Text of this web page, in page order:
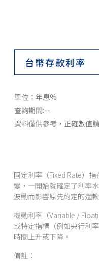
線上開數位帳戶
分行開戶預填
存款試算
金融卡開卡說明
投資理財
保險
財富管理
數位金融
台幣存款利率
單位：年息%
查詢期間:--
資料僅供參考，正確數值
固定利率（Fixed Rate）
變，一開始就確定了利率
波動而影響原先約定的還
機動利率（Variable /
或特定指標（例如央行利
時間上升或下降。
備註：